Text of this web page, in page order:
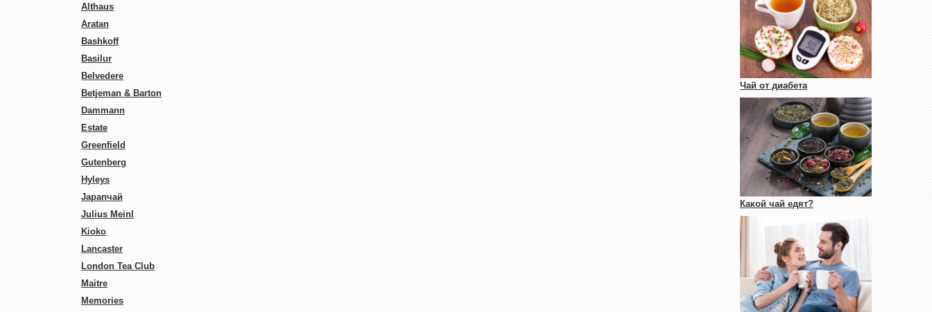
Althaus
Aratan
Bashkoff
Basilur
Belvedere
Betjeman & Barton
Dammann
Estate
Greenfield
Gutenberg
Hyleys
Japanчай
Julius Meinl
Kioko
Lancaster
London Tea Club
Maitre
Memories
Чай от диабета
Какой чай едят?